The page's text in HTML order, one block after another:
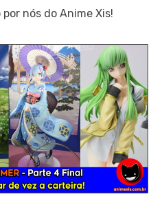
nós do Anime Xis!